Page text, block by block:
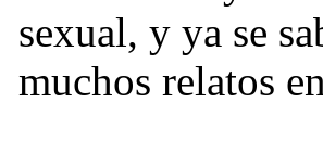
sexual, y ya se
muchos relatos